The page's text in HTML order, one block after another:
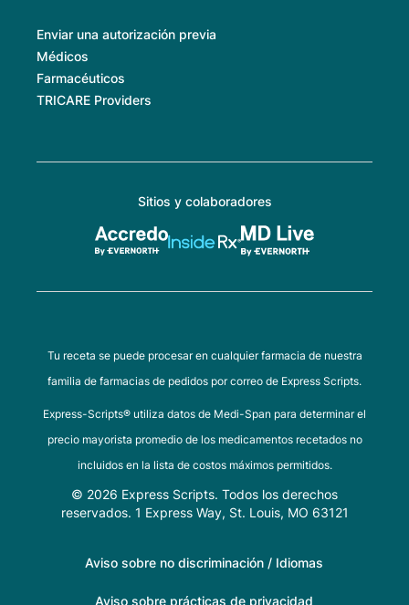
Enviar una autorización previa
Médicos
Farmacéuticos
TRICARE Providers
Sitios y colaboradores
Tu receta se puede procesar en cualquier farmacia de nuestra
familia de farmacias de pedidos por correo de Express Scripts.
Express-Scripts® utiliza datos de Medi-Span para determinar el
precio mayorista promedio de los medicamentos recetados no
incluidos en la lista de costos máximos permitidos.
© 2026 Express Scripts. Todos los derechos
reservados. 1 Express Way, St. Louis, MO 63121
Aviso sobre no discriminación / Idiomas
Aviso sobre prácticas de privacidad